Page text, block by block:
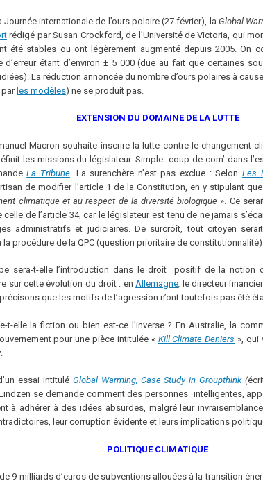
Journée internationale de l’ours polaire (27 février), la Global
rédigé par Susan Crockford, de l’Université de Victoria, qui
été stables ou ont légèrement augmenté depuis 2005. On
d’erreur étant d’environ ± 5 000 (due au fait que certaines
La réduction annoncée du nombre d’ours polaires à
parles modèles) ne se produit pas.
EXTENSION DU DOMAINE DE LA LUTTE
Macron souhaite inscrire la lutte contre le changement
les missions du législateur. Simple coup de com’ dans
La Tribune. La surenchère n’est pas exclue : SelonLes
de modifier l’article 1 de la Constitution, en y stipulant
climatique et au respect de la diversité biologique ». Ce
de l’article 34, car le législateur est tenu de ne jamais
administratifs et judiciaires. De surcroît, tout citoyen
procédure de la QPC (question prioritaire de constitutionnalité).
sera-t-elle l’introduction dans le droit positif de la notion
sur cette évolution du droit : enAllemagne, le directeur
que les motifs de l’agression n’ont toutefois pas été
t-elle la fiction ou bien est-ce l’inverse ? En Australie, la
pour une pièce intitulée « Kill Climate Deniers », qui
.
essai intitulé Global Warming, Case Study in Groupthink(
se demande comment des personnes intelligentes,
à adhérer à des idées absurdes, malgré leur
leur corruption évidente et leurs implications
POLITIQUE CLIMATIQUE
9 milliards d’euros de subventions allouées à la transition